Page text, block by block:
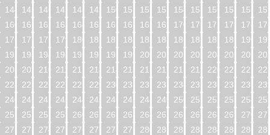
144
145 146 147 148 149 150 151 152 153 154 155 156 157 158
160
161 162 163 164 165 166 167 168 169 170 171 172 173 174
176
177 178 179 180 181 182 183 184 185 186 187 188 189 190
192
193 194 195 196 197 198 199 200 201 202 203 204 205 206
208
209 210 211 212 213 214 215 216 217 218 219 220 221 222
224
225 226 227 228 229 230 231 232 233 234 235 236 237 238
240
241 242 243 244 245 246 247 248 249 250 251 252 253 254
256
257 258 259 260 261 262 263 264 265 266 267 268 269 270
272
273 274 275 276 277 278 279 280 281 282 283 284 285 286